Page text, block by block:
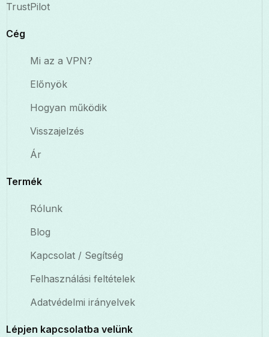
TrustPilot
Cég
Mi az a VPN?
Előnyök
Hogyan működik
Visszajelzés
Ár
Termék
Rólunk
Blog
Kapcsolat / Segítség
Felhasználási feltételek
Adatvédelmi irányelvek
Lépjen kapcsolatba velünk